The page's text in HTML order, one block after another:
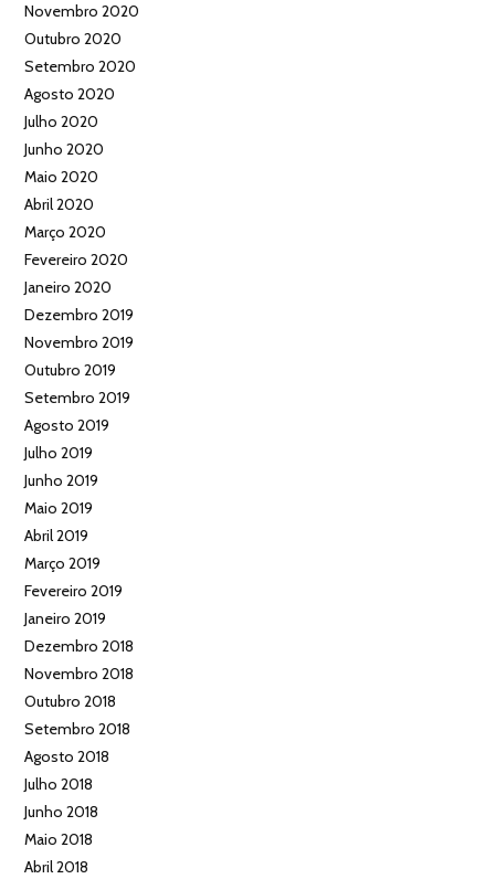
Novembro 2020
Outubro 2020
Setembro 2020
Agosto 2020
Julho 2020
Junho 2020
Maio 2020
Abril 2020
Março 2020
Fevereiro 2020
Janeiro 2020
Dezembro 2019
Novembro 2019
Outubro 2019
Setembro 2019
Agosto 2019
Julho 2019
Junho 2019
Maio 2019
Abril 2019
Março 2019
Fevereiro 2019
Janeiro 2019
Dezembro 2018
Novembro 2018
Outubro 2018
Setembro 2018
Agosto 2018
Julho 2018
Junho 2018
Maio 2018
Abril 2018